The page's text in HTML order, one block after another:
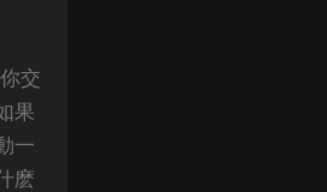
交
果
一
麽